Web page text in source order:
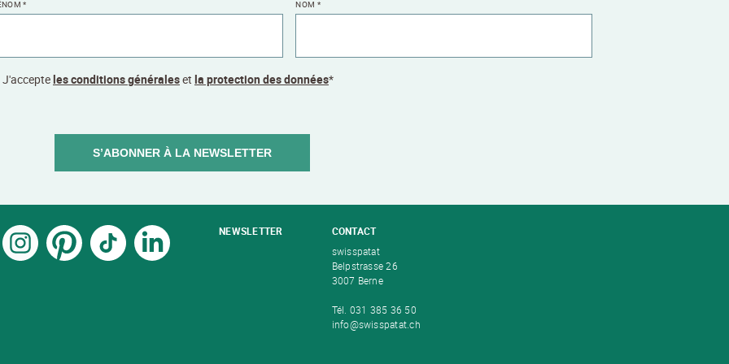
* NOM *
J'accepteles conditions généraleset la protection des données*
S’ABONNER À LA NEWSLETTER
NEWSLETTER
CONTACT
swisspatat
Belpstrasse 26
3007 Berne
Tél. 031 385 36 50
info@swisspatat.ch